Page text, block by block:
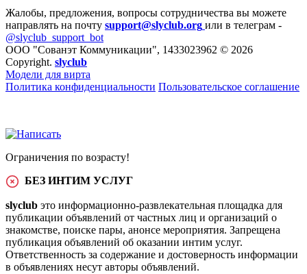
Жалобы, предложения, вопросы сотрудничества вы можете
направлять на почту support@slyclub.org или в телеграм -
@slyclub_support_bot
ООО "Сованэт Коммуникации", 1433023962 © 2026
Copyright. slyclub
Модели для вирта
Политика конфиденциальности Пользовательское соглашение
Ограничения по возрасту!
БЕЗ ИНТИМ УСЛУГ
slyclub это информационно-развлекательная площадка для
публикации объявлений от частных лиц и организаций о
знакомстве, поиске пары, анонсе мероприятия. Запрещена
публикация объявлений об оказании интим услуг.
Ответственность за содержание и достоверность информации
в объявлениях несут авторы объявлений.